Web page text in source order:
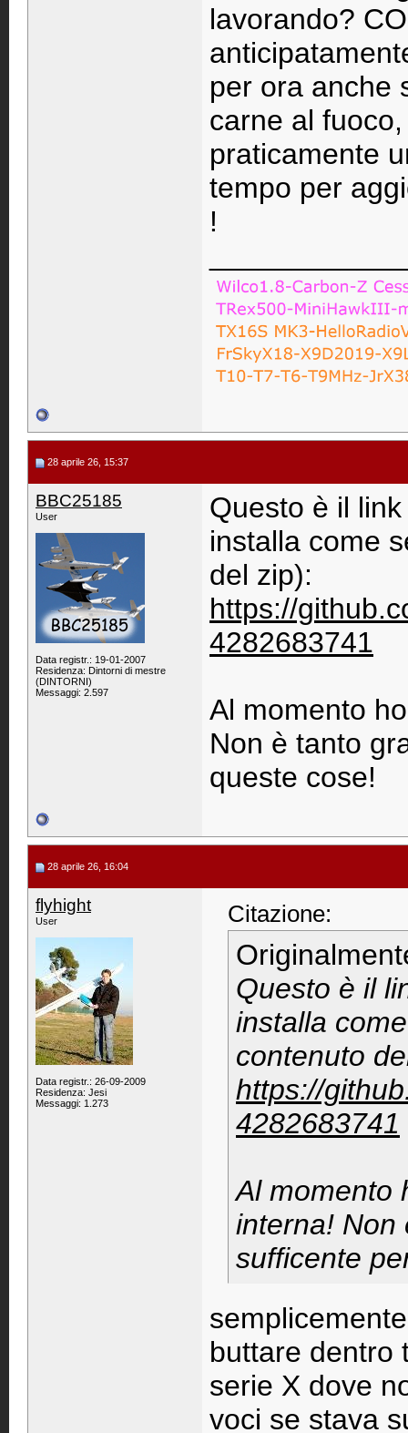
lavorando?
per ora anche
carne al
praticamente
tempo per
!
28 aprile 26, 15:37
BBC25185
User
Data registr.: 19-01-2007
Residenza: Dintorni di mestre
(DINTORNI)
Messaggi: 2.597
Questo è il
installa come
del zip):
https://
4282683741
Al momento
Non è tanto
queste cose!
28 aprile 26, 16:04
flyhight
User
Data registr.: 26-09-2009
Residenza: Jesi
Messaggi: 1.273
Citazione:
Questo è il
installa
contenuto
https://
4282683741
Al momento
interna! Non
sufficente
buttare dentro
serie X dove
voci se stava